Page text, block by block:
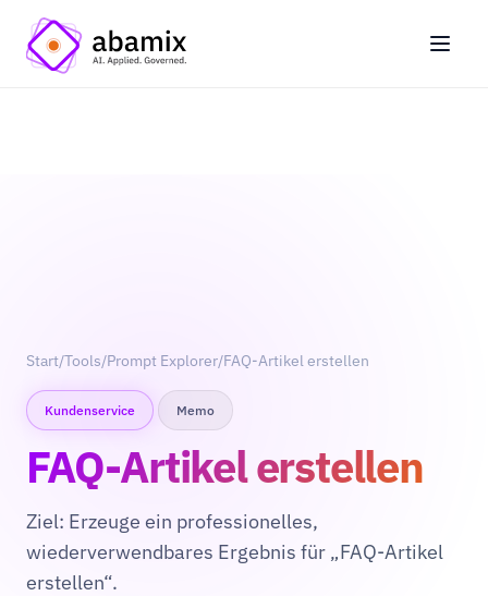
Start/Tools/Prompt Explorer/FAQ-Artikel erstellen
Kundenservice Memo
FAQ-Artikel erstellen
Ziel: Erzeuge ein professionelles,
wiederverwendbares Ergebnis für „FAQ-Artikel
erstellen“.